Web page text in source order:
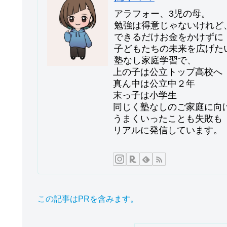
アラフォー、3児の母。
勉強は得意じゃないけれど、
できるだけお金をかけずに
子どもたちの未来を広げた
塾なし家庭学習で、
上の子は公立トップ高校へ
真ん中は公立中２年
末っ子は小学生
同じく塾なしのご家庭に向
うまくいったことも失敗も
リアルに発信しています。
この記事はPRを含みます。